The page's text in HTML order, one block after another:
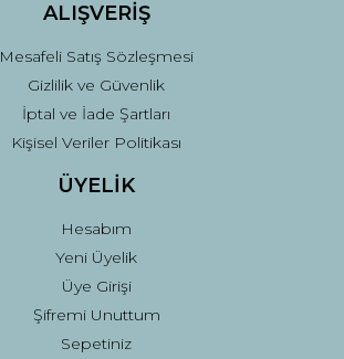
ALIŞVERİŞ
Mesafeli Satış Sözleşmesi
Gizlilik ve Güvenlik
İptal ve İade Şartları
Kişisel Veriler Politikası
ÜYELİK
Hesabım
Yeni Üyelik
Üye Girişi
Şifremi Unuttum
Sepetiniz